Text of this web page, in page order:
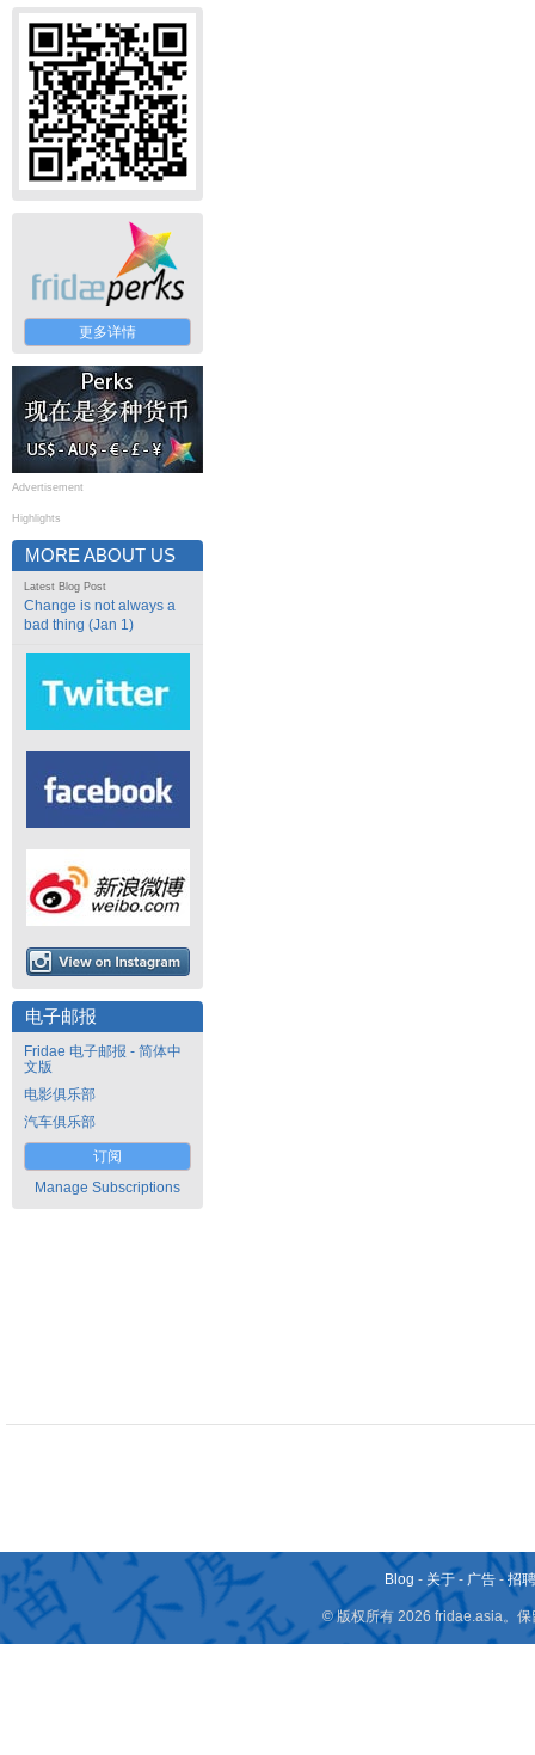
更多详情
Advertisement
Highlights
MORE ABOUT US
Latest Blog Post
Change is not always a
bad thing (Jan 1)
电子邮报
Fridae 电子邮报 - 简体中
文版
电影俱乐部
汽车俱乐部
订阅
Manage Subscriptions
Blog - 关于 - 广告 -招
© 版权所有 2026 fridae.asia。